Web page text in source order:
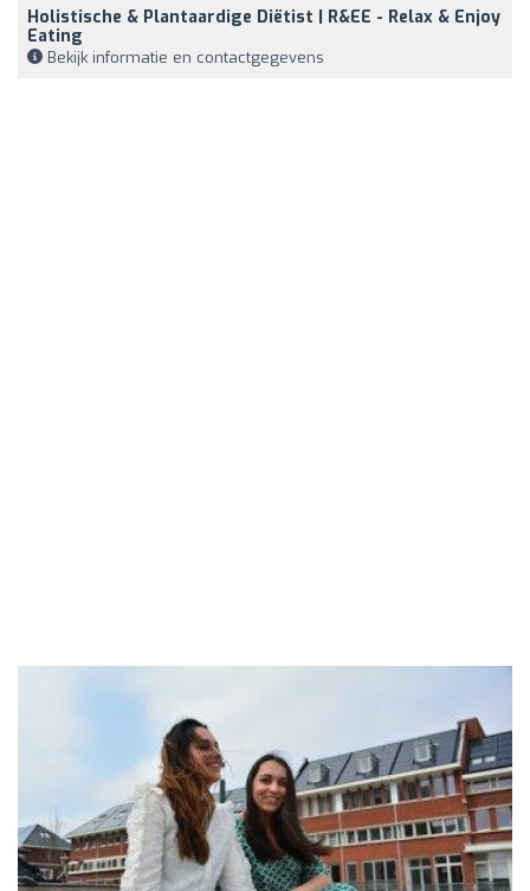
Holistische & Plantaardige Diëtist | R&EE - Relax & Enjoy
Eating
Bekijk informatie en contactgegevens